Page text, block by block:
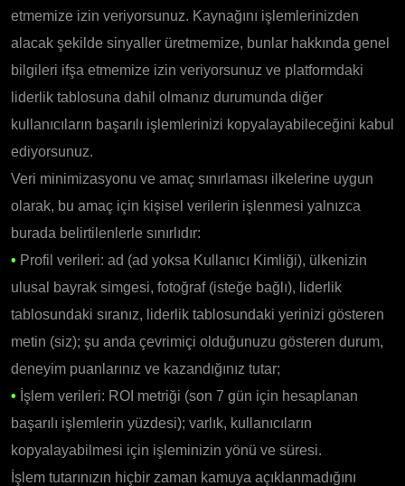
etmemize izin veriyorsunuz. Kaynağını işlemlerinizden
alacak şekilde sinyaller üretmemize, bunlar hakkında genel
bilgileri ifşa etmemize izin veriyorsunuz ve platformdaki
liderlik tablosuna dahil olmanız durumunda diğer
kullanıcıların başarılı işlemlerinizi kopyalayabileceğini kabul
ediyorsunuz.
Veri minimizasyonu ve amaç sınırlaması ilkelerine uygun
olarak, bu amaç için kişisel verilerin işlenmesi yalnızca
burada belirtilenlerle sınırlıdır:
• Profil verileri: ad (ad yoksa Kullanıcı Kimliği), ülkenizin
ulusal bayrak simgesi, fotoğraf (isteğe bağlı), liderlik
tablosundaki sıranız, liderlik tablosundaki yerinizi gösteren
metin (siz); şu anda çevrimiçi olduğunuzu gösteren durum,
deneyim puanlarınız ve kazandığınız tutar;
• İşlem verileri: ROI metriği (son 7 gün için hesaplanan
başarılı işlemlerin yüzdesi); varlık, kullanıcıların
kopyalayabilmesi için işleminizin yönü ve süresi.
İşlem tutarınızın hiçbir zaman kamuya açıklanmadığını